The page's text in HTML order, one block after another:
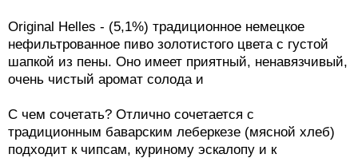
Original Helles - (5,1%) традиционное немецкое
нефильтрованное пиво золотистого цвета с густой
шапкой из пены. Оно имеет приятный, ненавязчивый,
очень чистый аромат солода и
С чем сочетать? Отлично сочетается с
традиционным баварским леберкезе (мясной хлеб)
подходит к чипсам, куриному эскалопу и к